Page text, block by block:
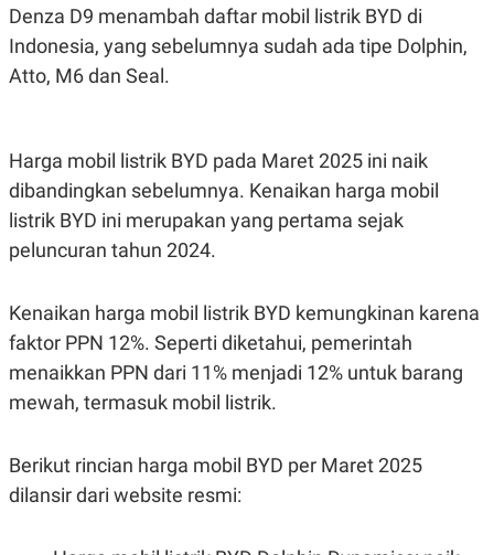
Denza D9 menambah daftar mobil listrik BYD di
Indonesia, yang sebelumnya sudah ada tipe Dolphin,
Atto, M6 dan Seal.
Harga mobil listrik BYD pada Maret 2025 ini naik
dibandingkan sebelumnya. Kenaikan harga mobil
listrik BYD ini merupakan yang pertama sejak
peluncuran tahun 2024.
Kenaikan harga mobil listrik BYD kemungkinan karena
faktor PPN 12%. Seperti diketahui, pemerintah
menaikkan PPN dari 11% menjadi 12% untuk barang
mewah, termasuk mobil listrik.
Berikut rincian harga mobil BYD per Maret 2025
dilansir dari website resmi: